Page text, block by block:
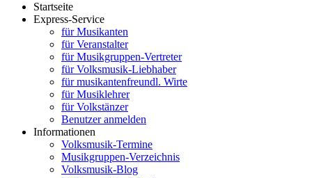
Startseite
Express-Service
für Musikanten
für Veranstalter
für Musikgruppen-Vertreter
für Volksmusik-Liebhaber
für musikantenfreundl. Wirte
für Musiklehrer
für Volkstänzer
Benutzer anmelden
Informationen
Volksmusik-Termine
Musikgruppen-Verzeichnis
Volksmusik-Blog